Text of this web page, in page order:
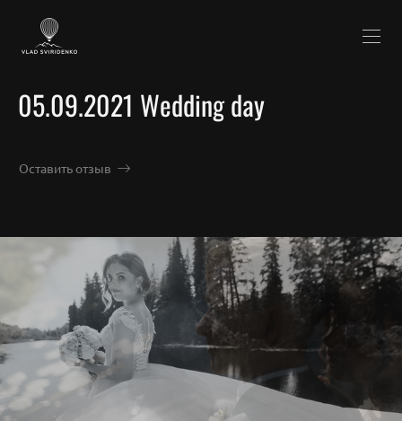
05.09.2021 Wedding day
Оставить отзыв